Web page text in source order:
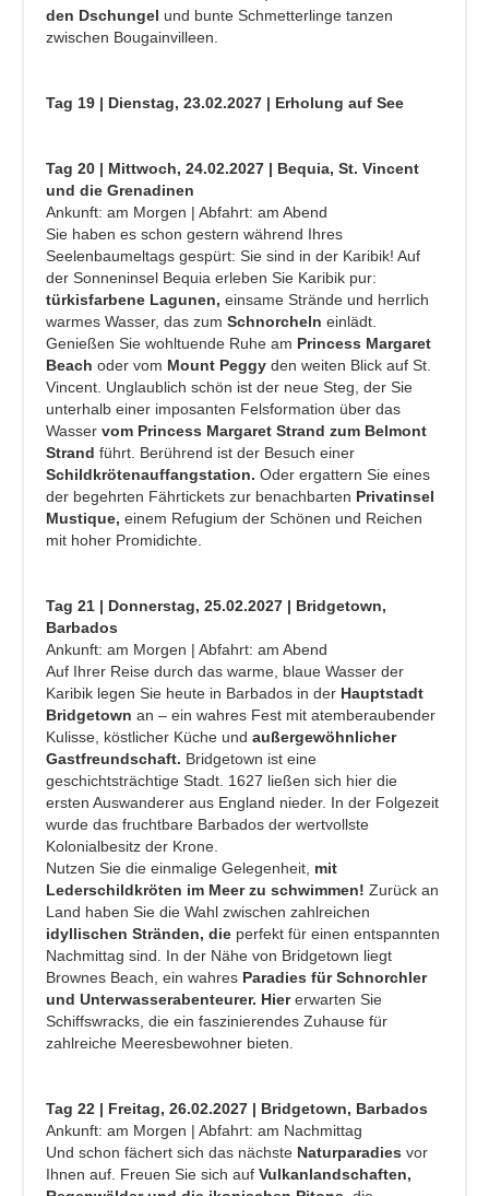
den Dschungel und bunte Schmetterlinge tanzen
zwischen Bougainvilleen.
Tag 19 | Dienstag, 23.02.2027 | Erholung auf See
Tag 20 | Mittwoch, 24.02.2027 | Bequia, St. Vincent
und die Grenadinen
Ankunft: am Morgen | Abfahrt: am Abend
Sie haben es schon gestern während Ihres
Seelenbaumeltags gespürt: Sie sind in der Karibik! Auf
der Sonneninsel Bequia erleben Sie Karibik pur:
türkisfarbene Lagunen, einsame Strände und herrlich
warmes Wasser, das zum Schnorcheln einlädt.
Genießen Sie wohltuende Ruhe am Princess Margaret
Beach oder vom Mount Peggy den weiten Blick auf St.
Vincent. Unglaublich schön ist der neue Steg, der Sie
unterhalb einer imposanten Felsformation über das
Wasser vom Princess Margaret Strand zum Belmont
Strand führt. Berührend ist der Besuch einer
Schildkrötenauffangstation. Oder ergattern Sie eines
der begehrten Fährtickets zur benachbarten Privatinsel
Mustique, einem Refugium der Schönen und Reichen
mit hoher Promidichte.
Tag 21 | Donnerstag, 25.02.2027 | Bridgetown,
Barbados
Ankunft: am Morgen | Abfahrt: am Abend
Auf Ihrer Reise durch das warme, blaue Wasser der
Karibik legen Sie heute in Barbados in der Hauptstadt
Bridgetown an – ein wahres Fest mit atemberaubender
Kulisse, köstlicher Küche und außergewöhnlicher
Gastfreundschaft. Bridgetown ist eine
geschichtsträchtige Stadt. 1627 ließen sich hier die
ersten Auswanderer aus England nieder. In der Folgezeit
wurde das fruchtbare Barbados der wertvollste
Kolonialbesitz der Krone.
Nutzen Sie die einmalige Gelegenheit, mit
Lederschildkröten im Meer zu schwimmen! Zurück an
Land haben Sie die Wahl zwischen zahlreichen
idyllischen Stränden, die perfekt für einen entspannten
Nachmittag sind. In der Nähe von Bridgetown liegt
Brownes Beach, ein wahres Paradies für Schnorchler
und Unterwasserabenteurer. Hiererwarten Sie
Schiffswracks, die ein faszinierendes Zuhause für
zahlreiche Meeresbewohner bieten.
Tag 22 | Freitag, 26.02.2027 | Bridgetown, Barbados
Ankunft: am Morgen | Abfahrt: am Nachmittag
Und schon fächert sich das nächste Naturparadies vor
Ihnen auf. Freuen Sie sich auf Vulkanlandschaften,